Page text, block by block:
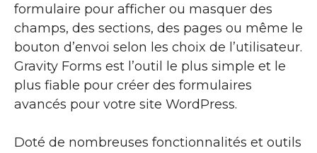
formulaire pour afficher ou masquer des
champs, des sections, des pages ou même le
bouton d’envoi selon les choix de l’utilisateur.
Gravity Forms est l’outil le plus simple et le
plus fiable pour créer des formulaires
avancés pour votre site WordPress.
Doté de nombreuses fonctionnalités et outils